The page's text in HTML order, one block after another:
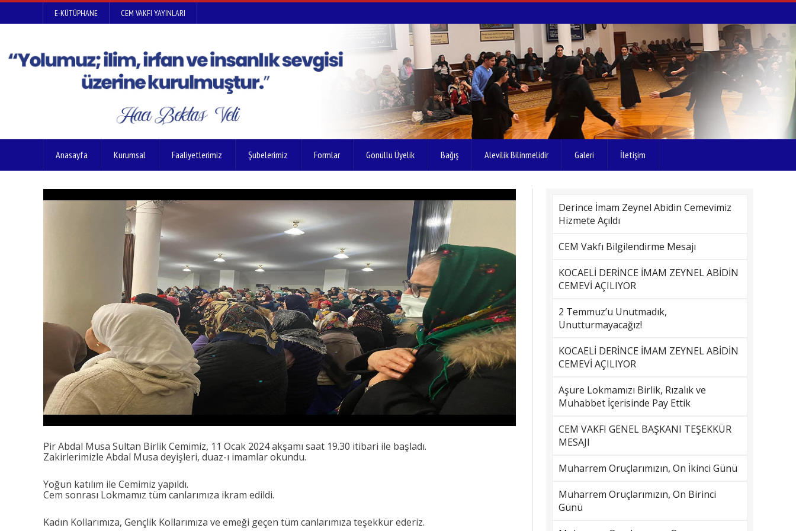
E-KÜTÜPHANE CEM VAKFI YAYINLARI
Anasayfa Kurumsal Faaliyetlerimiz Şubelerimiz Formlar Gönüllü Üyelik Bağış Alevilik Bilinmelidir Galeri İletişim
Pir Abdal Musa Sultan Birlik Cemimiz, 11 Ocak 2024 akşamı saat 19.30 itibari ile başladı.
Zakirlerimizle Abdal Musa deyişleri, duaz-ı imamlar okundu.
Yoğun katılım ile Cemimiz yapıldı.
Cem sonrası Lokmamız tüm canlarımıza ikram edildi.
Kadın Kollarımıza, Gençlik Kollarımıza ve emeği geçen tüm canlarımıza teşekkür ederiz.
Derince İmam Zeynel Abidin Cemevimiz
Hizmete Açıldı
CEM Vakfı Bilgilendirme Mesajı
KOCAELİ DERİNCE İMAM ZEYNEL ABİDİN
CEMEVİ AÇILIYOR
2 Temmuz’u Unutmadık,
Unutturmayacağız!
KOCAELİ DERİNCE İMAM ZEYNEL ABİDİN
CEMEVİ AÇILIYOR
Aşure Lokmamızı Birlik, Rızalık ve
Muhabbet İçerisinde Pay Ettik
CEM VAKFI GENEL BAŞKANI TEŞEKKÜR
MESAJI
Muharrem Oruçlarımızın, On İkinci Günü
Muharrem Oruçlarımızın, On Birinci
Günü